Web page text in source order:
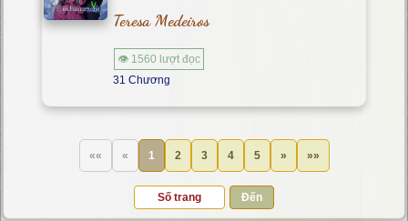
Teresa Medeiros
👁 1560 lượt đọc
31 Chương
«« « 1 2 3 4 5 » »»
Đến